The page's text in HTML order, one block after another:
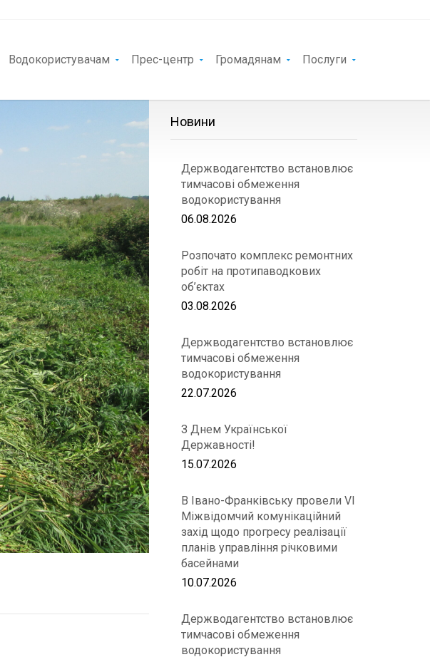
Водокористувачам Прес-центр Громадянам Послуги
Новини
Держводагентство встановлює
тимчасові обмеження
водокористування
06.08.2026
Розпочато комплекс ремонтних
робіт на протипаводкових
об’єктах
03.08.2026
Держводагентство встановлює
тимчасові обмеження
водокористування
22.07.2026
З Днем Української
Державності!
15.07.2026
В Івано-Франківську провели VІ
Міжвідомчий комунікаційний
захід щодо прогресу реалізації
планів управління річковими
басейнами
10.07.2026
Держводагентство встановлює
тимчасові обмеження
водокористування